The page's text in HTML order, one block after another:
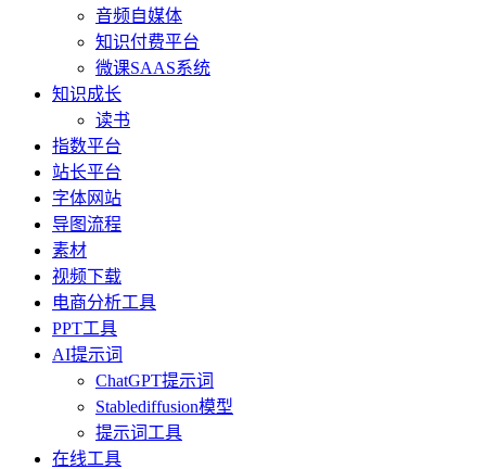
音频自媒体
知识付费平台
微课SAAS系统
知识成长
读书
指数平台
站长平台
字体网站
导图流程
素材
视频下载
电商分析工具
PPT工具
AI提示词
ChatGPT提示词
Stablediffusion模型
提示词工具
在线工具